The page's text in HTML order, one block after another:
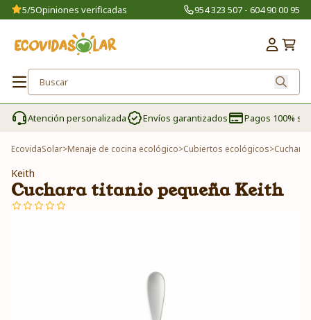
5/5Opiniones verificadas 954 323 507 - 604 90 00 95
Atención personalizada Envíos garantizados Pagos 100%
EcovidaSolar>Menaje de cocina ecológico>Cubiertos ecológicos>Cuchara
Keith
Cuchara titanio pequeña Keith